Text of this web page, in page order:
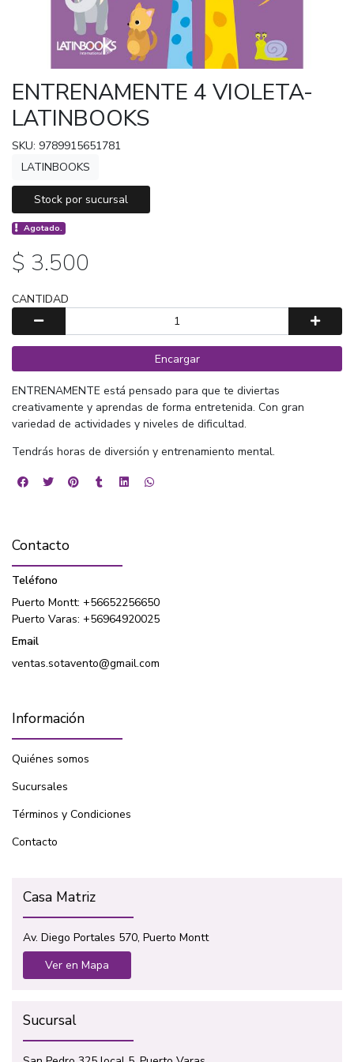
ENTRENAMENTE 4 VIOLETA-
LATINBOOKS
SKU: 9789915651781
LATINBOOKS
Stock por sucursal
Agotado.
$ 3.500
CANTIDAD
Encargar
ENTRENAMENTE está pensado para que te diviertas
creativamente y aprendas de forma entretenida. Con gran
variedad de actividades y niveles de dificultad.
Tendrás horas de diversión y entrenamiento mental.
Contacto
Teléfono
Puerto Montt: +56652256650
Puerto Varas: +56964920025
Email
ventas.sotavento@gmail.com
Información
Quiénes somos
Sucursales
Términos y Condiciones
Contacto
Casa Matriz
Av. Diego Portales 570, Puerto Montt
Ver en Mapa
Sucursal